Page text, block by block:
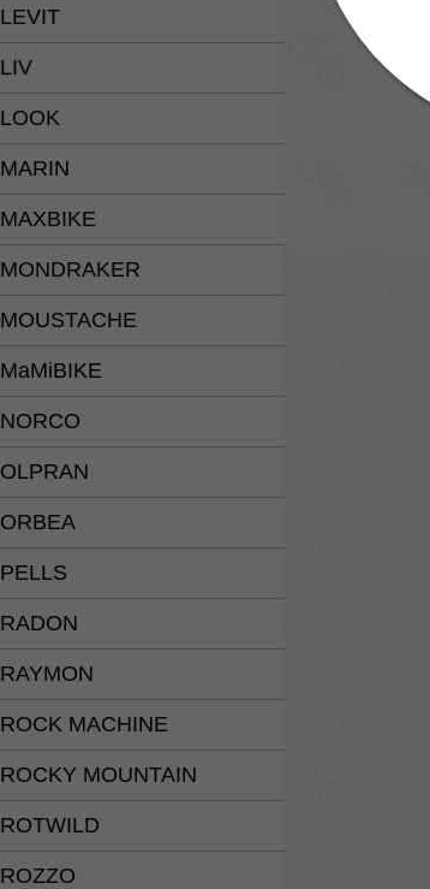
LEVIT
LIV
LOOK
MARIN
MAXBIKE
MONDRAKER
MOUSTACHE
MaMiBIKE
NORCO
OLPRAN
ORBEA
PELLS
RADON
RAYMON
ROCK MACHINE
ROCKY MOUNTAIN
ROTWILD
ROZZO